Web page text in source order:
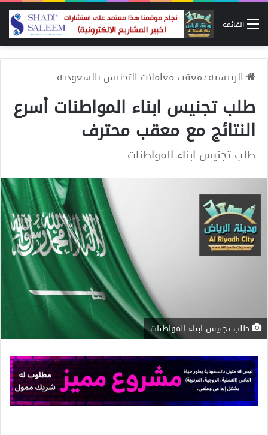
القائمة
الرئيسية/معقب معاملات التجنيس بالسعودية
طلب تجنيس ابناء المواطنات أسرع
النتائج مع معقب محترف
طلب تجنيس ابناء المواطنات
طلب تجنيس ابناء المواطنات